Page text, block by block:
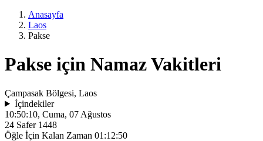
Anasayfa
Laos
Pakse
Pakse için Namaz Vakitleri
Çampasak Bölgesi, Laos
İçindekiler
10:50:10, Cuma, 07 Ağustos
24 Safer 1448
Öğle İçin Kalan Zaman 01:12:50